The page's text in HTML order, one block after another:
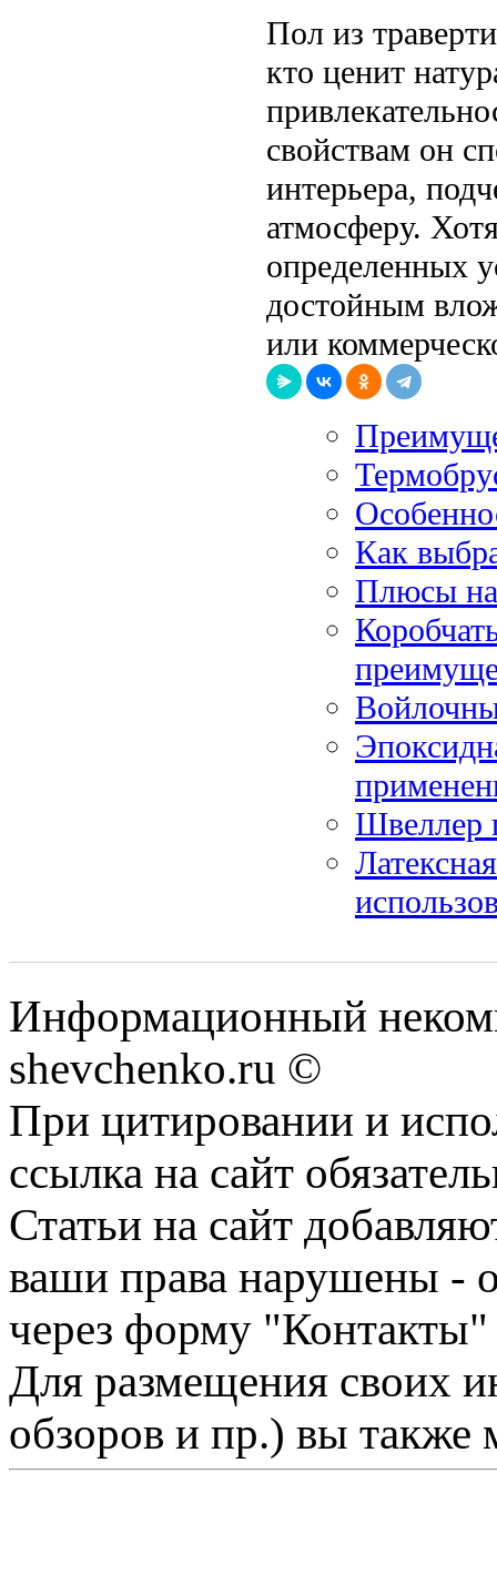
Пол из
кто ценит
свойствам он
интерьера,
атмосферу.
определенных
достойным
или
Как
Плюсы
Швеллер
Информационный
shevchenko.ru ©
При цитировании и
ссылка на сайт
Статьи на сайт
ваши права нарушены -
через форму "Контакты"
Для размещения своих
обзоров и пр.) вы также